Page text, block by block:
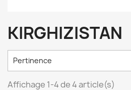
KIRGHIZISTAN
Pertinence
Affichage 1-4 de 4 article(s)